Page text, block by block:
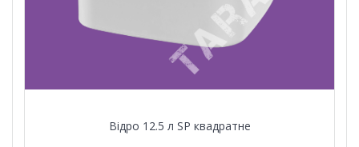
Відро 12.5 л SР квадратне